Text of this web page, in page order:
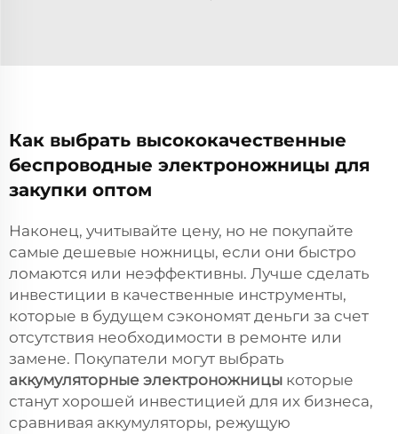
Как выбрать высококачественные
беспроводные электроножницы для
закупки оптом
Наконец, учитывайте цену, но не покупайте
самые дешевые ножницы, если они быстро
ломаются или неэффективны. Лучше сделать
инвестиции в качественные инструменты,
которые в будущем сэкономят деньги за счет
отсутствия необходимости в ремонте или
замене. Покупатели могут выбрать
аккумуляторные электроножницы которые
станут хорошей инвестицией для их бизнеса,
сравнивая аккумуляторы, режущую